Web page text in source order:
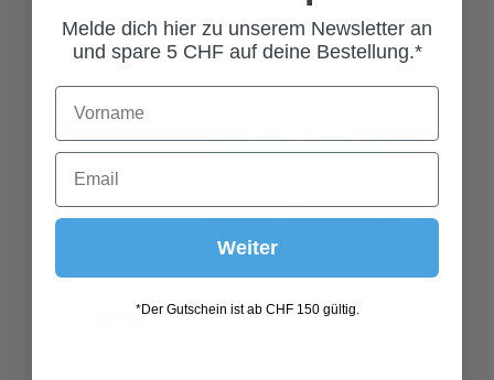
JASERA WEISS
24,00 CHF*
Melde dich hier zu unserem Newsletter an
und spare 5 CHF auf deine Bestellung.*
Weiter
*Der Gutschein ist ab CHF 150 gültig.